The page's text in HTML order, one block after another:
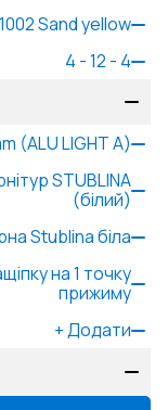
Sand yellow
4 - 12 - 4
(ALU LIGHT A)
STUBLINA
(білий)
Stublina біла
на 1 точку
прижиму
+Додати